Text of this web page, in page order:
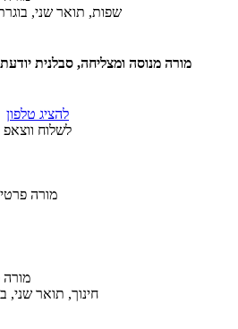
שפות, תואר שני,
מורה מנוסה ומצליחה, סבלנית
להציג טלפון
לשלוח ווצאפ
חינוך, תואר שני,